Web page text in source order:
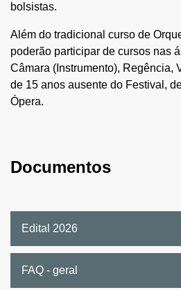
bolsistas.
Além do tradicional curso de
poderão participar de cursos nas
Câmara (Instrumento), Regência,
de 15 anos ausente do Festival,
Ópera.
Documentos
Edital 2026
FAQ - geral